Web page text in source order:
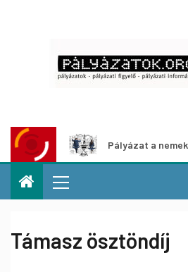
Pályázat a nemek
Támasz ösztöndíj